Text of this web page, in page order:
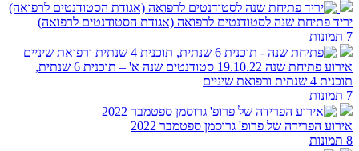
יריד פתיחת שנה לסטודנטים לרפואה (אגודת הסטודנטים לרפואה)
7 תמונות
אירוע פתיחת שנה 19.10.22 סטודנטים שנה א' – תוכנית 6 שנתית,
תוכנית 4 שנתית ורפואת שיניים
7 תמונות
אירוע הפרידה של פרופ' גרוסמן ספטמבר 2022
8 תמונות